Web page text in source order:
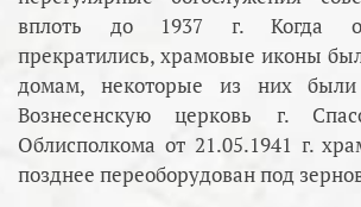
вплоть до 1937 г. Когда
прекратились, храмовые иконы
домам, некоторые из них
Вознесенскую церковь г.
Облисполкома от 21.05.1941 г.
позднее переоборудован под